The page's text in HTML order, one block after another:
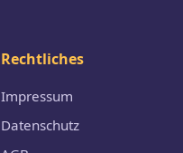
Rechtliches
Impressum
Datenschutz